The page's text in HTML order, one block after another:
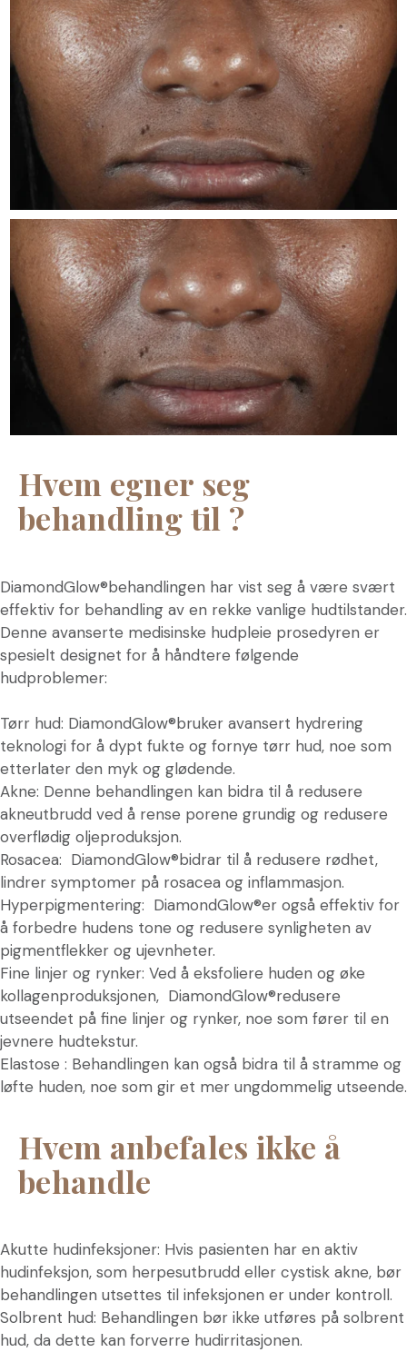
Hvem egner seg
behandling til ?
DiamondGlow®behandlingen har vist seg å være svært
effektiv for behandling av en rekke vanlige hudtilstander.
Denne avanserte medisinske hudpleie prosedyren er
spesielt designet for å håndtere følgende
hudproblemer:
Tørr hud: DiamondGlow®bruker avansert hydrering
teknologi for å dypt fukte og fornye tørr hud, noe som
etterlater den myk og glødende.
Akne: Denne behandlingen kan bidra til å redusere
akneutbrudd ved å rense porene grundig og redusere
overflødig oljeproduksjon.
Rosacea: DiamondGlow®bidrar til å redusere rødhet,
lindrer symptomer på rosacea og inflammasjon.
Hyperpigmentering: DiamondGlow®er også effektiv for
å forbedre hudens tone og redusere synligheten av
pigmentflekker og ujevnheter.
Fine linjer og rynker: Ved å eksfoliere huden og øke
kollagenproduksjonen, DiamondGlow®redusere
utseendet på fine linjer og rynker, noe som fører til en
jevnere hudtekstur.
Elastose : Behandlingen kan også bidra til å stramme og
løfte huden, noe som gir et mer ungdommelig utseende.
Hvem anbefales ikke å
behandle
Akutte hudinfeksjoner: Hvis pasienten har en aktiv
hudinfeksjon, som herpesutbrudd eller cystisk akne, bør
behandlingen utsettes til infeksjonen er under kontroll.
Solbrent hud: Behandlingen bør ikke utføres på solbrent
hud, da dette kan forverre hudirritasjonen.